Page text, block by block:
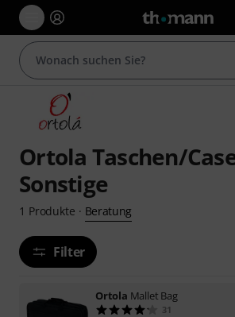
Ortola Taschen/
Sonstige
1 Produkte · Beratung
Filter
Ortola Mallet Bag
31